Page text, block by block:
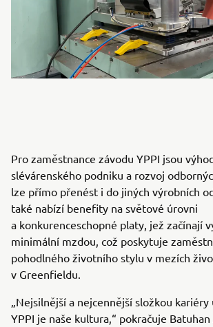
Pro zaměstnance závodu YPPI jsou
slévárenského podniku a rozvoj
lze přímo přenést i do jiných výrobních
také nabízí benefity na světové úrovni
a konkurenceschopné platy, jež začínají
minimální mzdou, což poskytuje
pohodlného životního stylu v mezích
v Greenfieldu.
„Nejsilnější a nejcennější složkou kariéry
YPPI je naše kultura,“ pokračuje